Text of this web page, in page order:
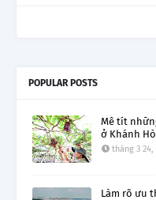
POPULAR POSTS
Mê tít
ở Khánh
tháng 3 24,
Làm rõ ưu